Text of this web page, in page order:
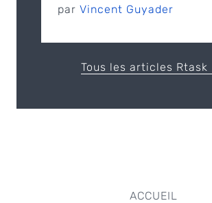
par Vincent Guyader
Tous les articles Rtask
ACCUEIL